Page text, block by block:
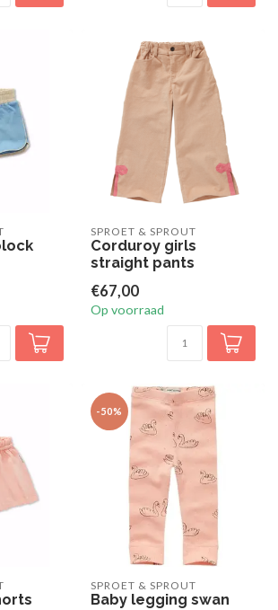
SPROET & SPROUT
Corduroy girls
straight pants
€67,00
Op voorraad
-50%
SPROET & SPROUT
Baby legging swan